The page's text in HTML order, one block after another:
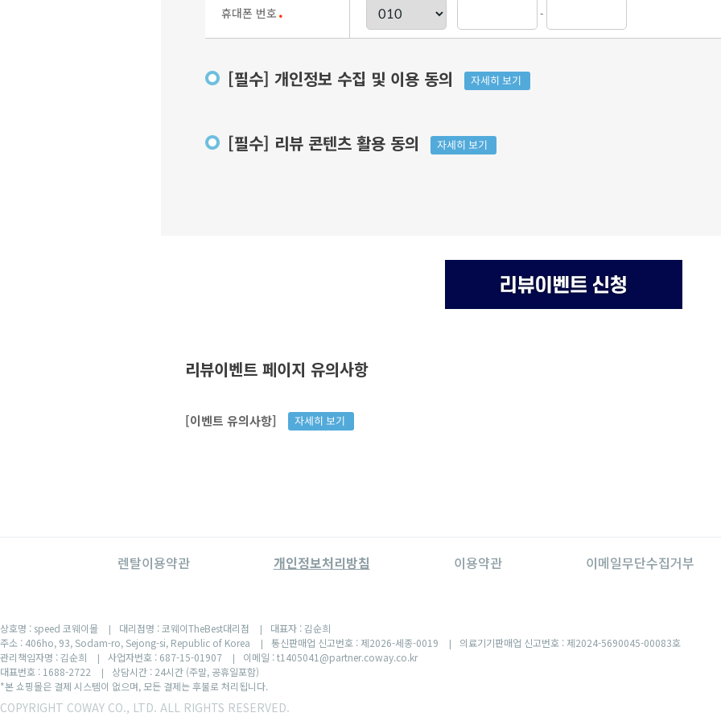
휴대폰 번호 ● -
[필수] 개인정보 수집 및 이용 동의 자세히 보기
[필수] 리뷰 콘텐츠 활용 동의 자세히 보기
리뷰이벤트 페이지 유의사항
[이벤트 유의사항] 자세히 보기
렌탈이용약관 개인정보처리방침 이용약관 이메일무단수집거부
상호명 : speed 코웨이몰 | 대리점명 : 코웨이TheBest대리점 |
대표자 : 김순희
주소 : 406ho, 93, Sodam-ro, Sejong-si, Republic of Korea
| 통신판매업 신고번호 : 제2026-세종-0019 |
의료기기판매업 신고번호 : 제2024-5690045-00083호
관리책임자명 : 김순희
| 사업자번호 : 687-15-01907 |
이메일 : t1405041@partner.coway.co.kr
대표번호 : 1688-2722
|
상담시간 : 24시간 (주말, 공휴일포함)
*본 쇼핑몰은 결제 시스템이 없으며, 모든 결제는 후불로 처리됩니다.
COPYRIGHT COWAY CO., LTD. ALL RIGHTS RESERVED.